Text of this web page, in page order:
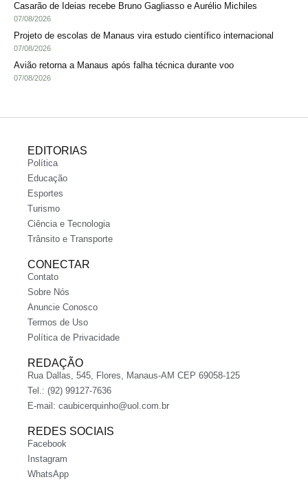
Casarão de Ideias recebe Bruno Gagliasso e Aurélio Michiles
07/08/2026
Projeto de escolas de Manaus vira estudo científico internacional
07/08/2026
Avião retorna a Manaus após falha técnica durante voo
07/08/2026
EDITORIAS
Política
Educação
Esportes
Turismo
Ciência e Tecnologia
Trânsito e Transporte
CONECTAR
Contato
Sobre Nós
Anuncie Conosco
Termos de Uso
Política de Privacidade
REDAÇÃO
Rua Dallas, 545, Flores, Manaus-AM CEP 69058-125
Tel.: (92) 99127-7636
E-mail: caubicerquinho@uol.com.br
REDES SOCIAIS
Facebook
Instagram
WhatsApp